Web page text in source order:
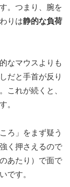
。つまり、腕を
りは静的な負荷
なマウスよりも
だと手首が反り
これが続くと、
。
ろ」をまず疑う
く押さえるので
あたり）で面で
です。